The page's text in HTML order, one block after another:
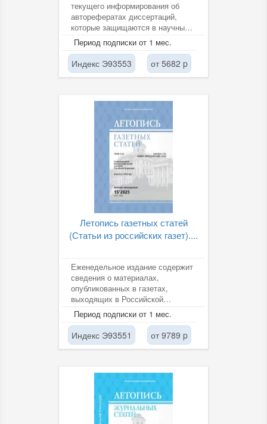
текущего информирования об
авторефератах диссертаций,
которые защищаются в научных и
высших учебных заведений РФ...
Период подписки от 1 мес.
Индекс Э93553 от 5682 p
Летопись газетных статей
(Статьи из российских газет)....
Еженедельное издание содержит
сведения о материалах,
опубликованных в газетах,
выходящих в Российской
Федерации на русском языке, по
всем отраслям...
Период подписки от 1 мес.
Индекс Э93551 от 9789 p